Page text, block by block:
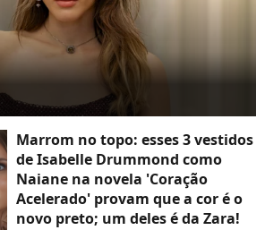
Marrom no topo: esses 3 vestidos
de Isabelle Drummond como
Naiane na novela 'Coração
Acelerado' provam que a cor é o
novo preto; um deles é da Zara!